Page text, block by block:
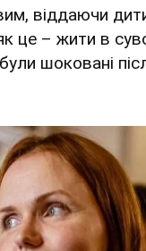
віддаючи
це – жити в
шоковані